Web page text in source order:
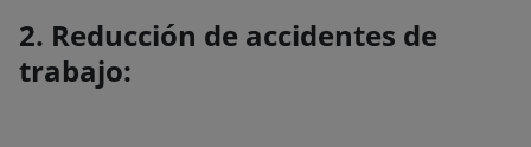
2. Reducción de accidentes de
trabajo: